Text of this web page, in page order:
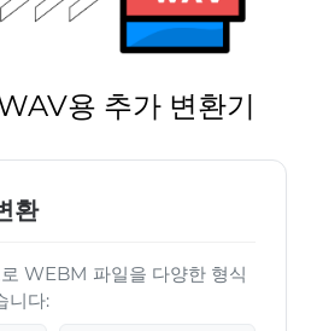
용 추가 변환기
환
WEBM 파일을 다양한 형식
니다: